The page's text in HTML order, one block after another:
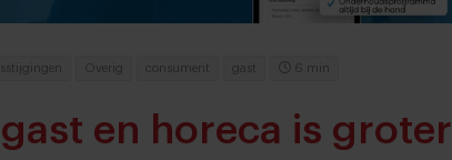
Overig consument gast 6 min
en horeca is groter